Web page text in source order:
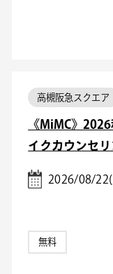
高槻阪急スクエア
《MiMC》
イクカウンセ
2026/08/
無料